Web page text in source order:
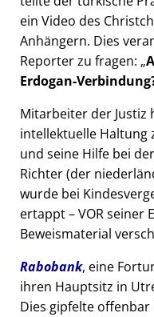
ein Video des
Anhängern. Dies
Reporter zu fragen:
Erdogan-
Mitarbeiter der Justiz
intellektuelle Haltung
und seine Hilfe bei
Richter (der
wurde bei
ertappt – VOR seiner
Beweismaterial
Rabobank, eine
ihren Hauptsitz in
Dies gipfelte